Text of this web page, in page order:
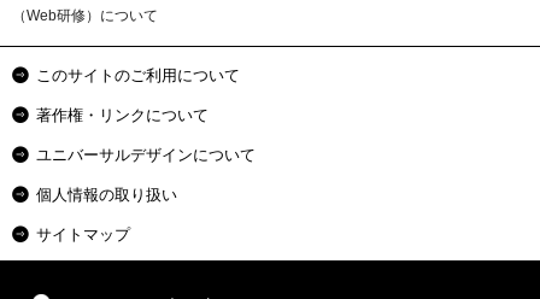
（Web研修）について
このサイトのご利用について
著作権・リンクについて
ユニバーサルデザインについて
個人情報の取り扱い
サイトマップ